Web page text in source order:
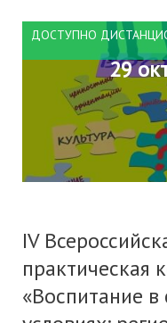
ДОСТУПНО
29
IV
практическая
«Воспитание